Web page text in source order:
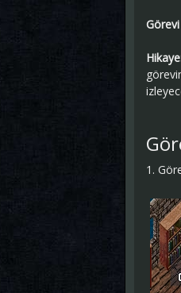
1.